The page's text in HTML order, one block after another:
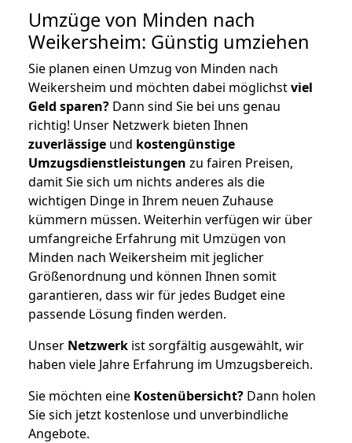
Umzüge von Minden nach
Weikersheim: Günstig umziehen
Sie planen einen Umzug von Minden nach
Weikersheim und möchten dabei möglichstviel
Geld sparen? Dann sind Sie bei uns genau
richtig! Unser Netzwerk bieten Ihnen
zuverlässige und kostengünstige
Umzugsdienstleistungen zu fairen Preisen,
damit Sie sich um nichts anderes als die
wichtigen Dinge in Ihrem neuen Zuhause
kümmern müssen. Weiterhin verfügen wir über
umfangreiche Erfahrung mit Umzügen von
Minden nach Weikersheim mit jeglicher
Größenordnung und können Ihnen somit
garantieren, dass wir für jedes Budget eine
passende Lösung finden werden.
Unser Netzwerk ist sorgfältig ausgewählt, wir
haben viele Jahre Erfahrung im Umzugsbereich.
Sie möchten eine Kostenübersicht? Dann holen
Sie sich jetzt kostenlose und unverbindliche
Angebote.